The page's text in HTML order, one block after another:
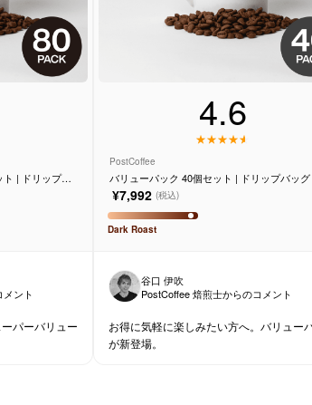
| ドリップバ
ント
パーバリュー
4.6
PostCoffee
バリューパック 40個セット | ドリップバッグ
¥7,992 (税込)
Dark Roast
谷口 伊吹
PostCoffee 焙煎士からのコメント
お得に気軽に楽しみたい方へ。バリュー
が新登場。